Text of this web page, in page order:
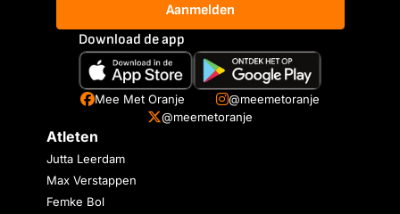
Aanmelden
Download de app
Mee Met Oranje
@meemetoranje
@meemetoranje
Atleten
Jutta Leerdam
Max Verstappen
Femke Bol